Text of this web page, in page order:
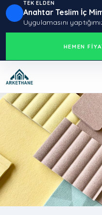
TEK ELDEN
Anahtar Teslim İç
Uygulamasını
HEMEN